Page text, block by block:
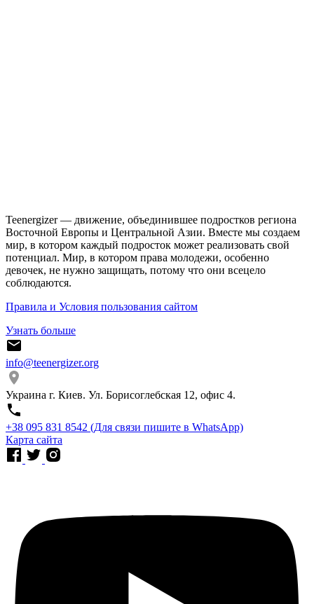
Teenergizer — движение, объединившее подростков региона
Восточной Европы и Центральной Азии. Вместе мы создаем
мир, в котором каждый подросток может реализовать свой
потенциал. Мир, в котором права молодежи, особенно
девочек, не нужно защищать, потому что они всецело
соблюдаются.
Правила и Условия пользования сайтом
Узнать больше
info@teenergizer.org
Украина г. Киев. Ул. Борисоглебская 12, офис 4.
⁨+38 095 831 8542⁩ (Для связи пишите в WhatsApp)
Карта сайта